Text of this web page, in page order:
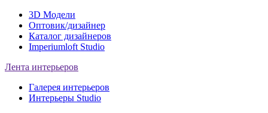
3D Модели
Оптовик/дизайнер
Каталог дизайнеров
Imperiumloft Studio
Лента интерьеров
Галерея интерьеров
Интерьеры Studio